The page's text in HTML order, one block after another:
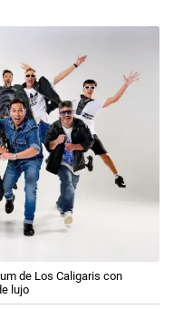
de Los Caligaris con
lujo